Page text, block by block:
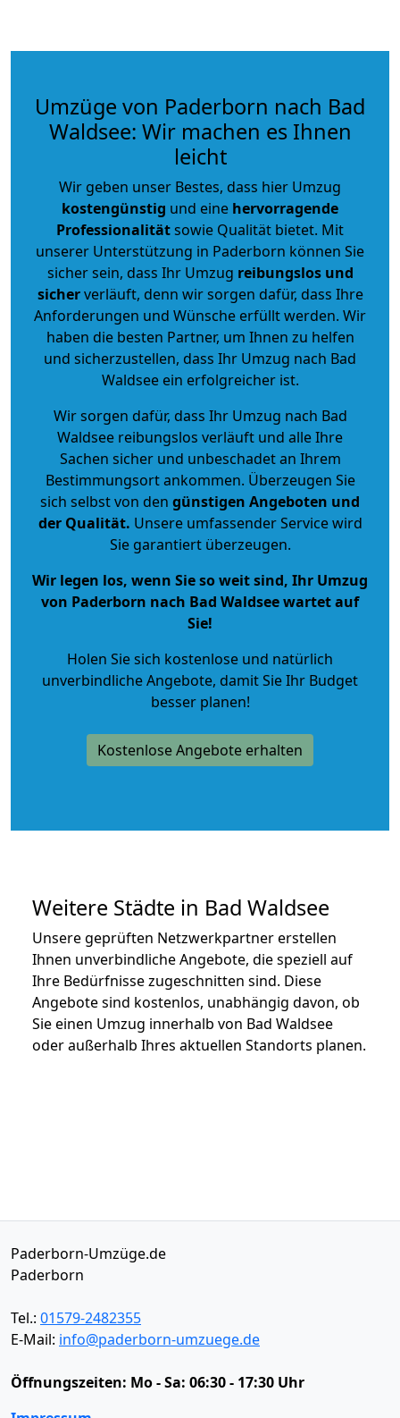
Umzüge von Paderborn nach Bad
Waldsee: Wir machen es Ihnen
leicht
Wir geben unser Bestes, dass hier Umzug
kostengünstig und eine hervorragende
Professionalitätsowie Qualität bietet. Mit
unserer Unterstützung in Paderborn können Sie
sicher sein, dass Ihr Umzug reibungslos und
sicherverläuft, denn wir sorgen dafür, dass Ihre
Anforderungen und Wünsche erfüllt werden. Wir
haben die besten Partner, um Ihnen zu helfen
und sicherzustellen, dass Ihr Umzug nach Bad
Waldsee ein erfolgreicher ist.
Wir sorgen dafür, dass Ihr Umzug nach Bad
Waldsee reibungslos verläuft und alle Ihre
Sachen sicher und unbeschadet an Ihrem
Bestimmungsort ankommen. Überzeugen Sie
sich selbst von den günstigen Angeboten und
der Qualität. Unsere umfassender Service wird
Sie garantiert überzeugen.
Wir legen los, wenn Sie so weit sind, Ihr Umzug
von Paderborn nach Bad Waldsee wartet auf
Sie!
Holen Sie sich kostenlose und natürlich
unverbindliche Angebote, damit Sie Ihr Budget
besser planen!
Kostenlose Angebote erhalten
Weitere Städte in Bad Waldsee
Unsere geprüften Netzwerkpartner erstellen
Ihnen unverbindliche Angebote, die speziell auf
Ihre Bedürfnisse zugeschnitten sind. Diese
Angebote sind kostenlos, unabhängig davon, ob
Sie einen Umzug innerhalb von Bad Waldsee
oder außerhalb Ihres aktuellen Standorts planen.
Paderborn-Umzüge.de
Paderborn
Tel.: 01579-2482355
E-Mail: info@paderborn-umzuege.de
Öffnungszeiten: Mo - Sa: 06:30 - 17:30 Uhr